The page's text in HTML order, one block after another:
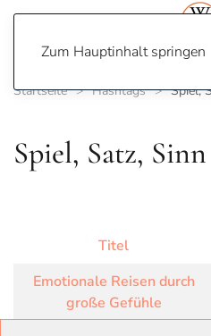
Zum Hauptinhalt springen
Startseite Hashtags Spiel,
Spiel, Satz, Sinn
Titel
Emotionale Reisen durch
große Gefühle